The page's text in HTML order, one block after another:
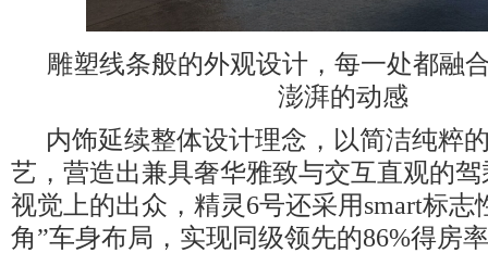
雕塑线条般的外观设计，每一处都融
澎湃的动感
内饰延续整体设计理念，以简洁纯粹
艺，营造出兼具奢华雅致与交互直观的
视觉上的出众，精灵6号还采用smart标志
角”车身布局，实现同级领先的86%得房